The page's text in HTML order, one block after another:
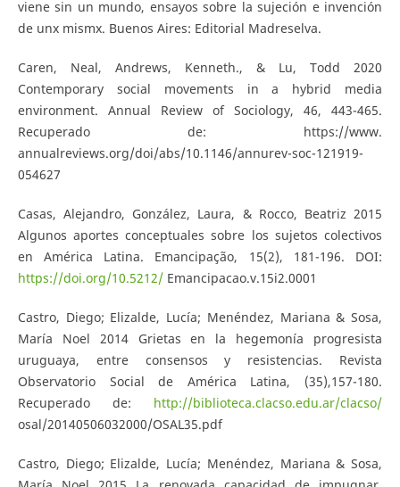
viene sin un mundo, ensayos sobre la sujeción e invención
de unx mismx. Buenos Aires: Editorial Madreselva.
Caren, Neal, Andrews, Kenneth., & Lu, Todd 2020
Contemporary social movements in a hybrid media
environment. Annual Review of Sociology, 46, 443-465.
Recuperado de: https://www.
annualreviews.org/doi/abs/10.1146/annurev-soc-121919-
054627
Casas, Alejandro, González, Laura, & Rocco, Beatriz 2015
Algunos aportes conceptuales sobre los sujetos colectivos
en América Latina. Emancipação, 15(2), 181-196. DOI:
https://doi.org/10.5212/Emancipacao.v.15i2.0001
Castro, Diego; Elizalde, Lucía; Menéndez, Mariana & Sosa,
María Noel 2014 Grietas en la hegemonía progresista
uruguaya, entre consensos y resistencias. Revista
Observatorio Social de América Latina, (35),157-180.
Recuperado de: http://biblioteca.clacso.edu.ar/clacso/
osal/20140506032000/OSAL35.pdf
Castro, Diego; Elizalde, Lucía; Menéndez, Mariana & Sosa,